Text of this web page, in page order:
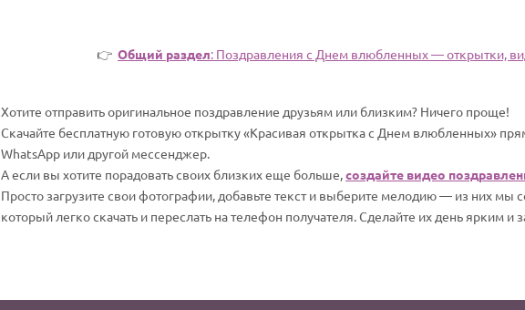
👉 Общий раздел: Поздравления с Днем влюбленных — открытки,
Хотите отправить оригинальное поздравление друзьям или близким? Ничего проще!
Скачайте бесплатную готовую открытку «Красивая открытка с Днем влюбленных»
WhatsApp или другой мессенджер.
А если вы хотите порадовать своих близких еще больше,создайте видео
Просто загрузите свои фотографии, добавьте текст и выберите мелодию — из них мы
который легко скачать и переслать на телефон получателя. Сделайте их день ярким